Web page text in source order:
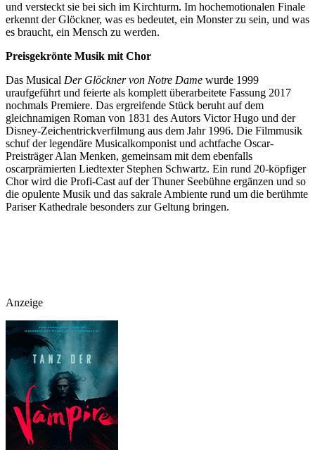
und versteckt sie bei sich im Kirchturm. Im hochemotionalen Finale
erkennt der Glöckner, was es bedeutet, ein Monster zu sein, und was
es braucht, ein Mensch zu werden.
Preisgekrönte Musik mit Chor
Das Musical Der Glöckner von Notre Dame wurde 1999
uraufgeführt und feierte als komplett überarbeitete Fassung 2017
nochmals Premiere. Das ergreifende Stück beruht auf dem
gleichnamigen Roman von 1831 des Autors Victor Hugo und der
Disney-Zeichentrickverfilmung aus dem Jahr 1996. Die Filmmusik
schuf der legendäre Musicalkomponist und achtfache Oscar-
Preisträger Alan Menken, gemeinsam mit dem ebenfalls
oscarprämierten Liedtexter Stephen Schwartz. Ein rund 20-köpfiger
Chor wird die Profi-Cast auf der Thuner Seebühne ergänzen und so
die opulente Musik und das sakrale Ambiente rund um die berühmte
Pariser Kathedrale besonders zur Geltung bringen.
Anzeige